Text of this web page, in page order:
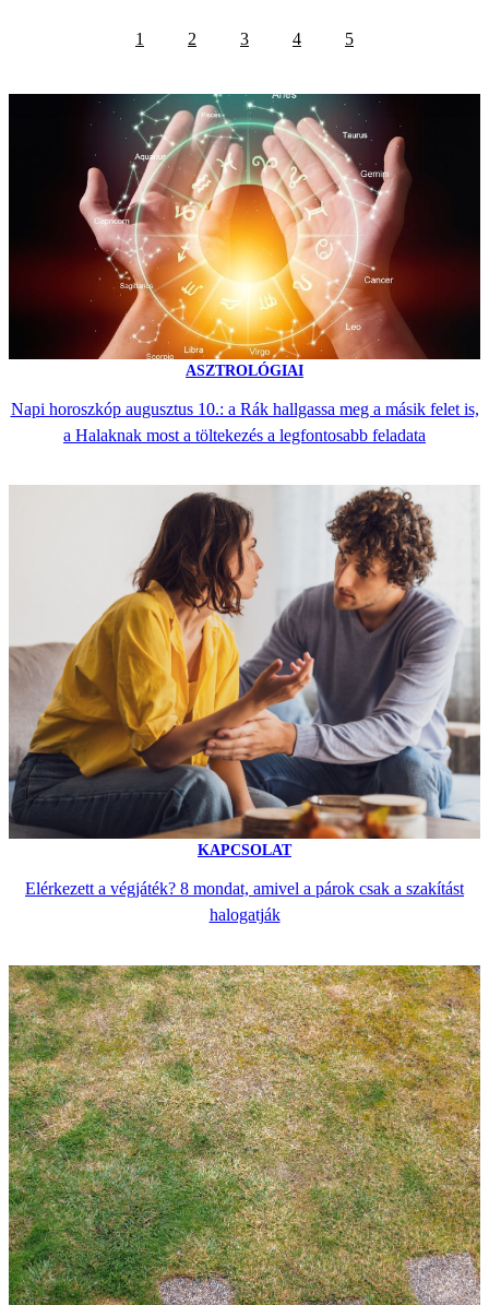
1 2 3 4 5
ASZTROLÓGIAI
Napi horoszkóp augusztus 10.: a Rák hallgassa meg a másik felet is,
a Halaknak most a töltekezés a legfontosabb feladata
KAPCSOLAT
Elérkezett a végjáték? 8 mondat, amivel a párok csak a szakítást
halogatják